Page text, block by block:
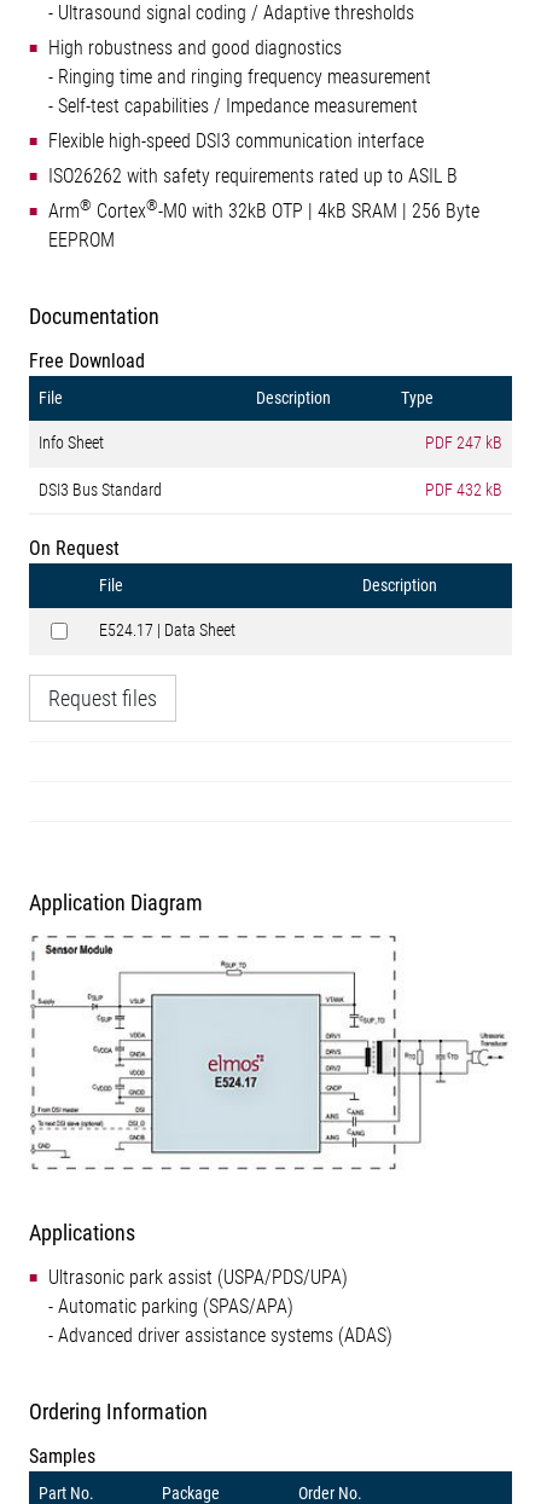
- Ultrasound signal coding / Adaptive thresholds
High robustness and good diagnostics
- Ringing time and ringing frequency measurement
- Self-test capabilities / Impedance measurement
Flexible high-speed DSI3 communication interface
ISO26262 with safety requirements rated up to ASIL B
Arm® Cortex®-M0 with 32kB OTP | 4kB SRAM | 256 Byte
EEPROM
Documentation
Free Download
File Description Type
Info Sheet PDF247 kB
DSI3 Bus Standard PDF432 kB
On Request
File Description
E524.17 | Data Sheet
Request files
Application Diagram
Applications
Ultrasonic park assist (USPA/PDS/UPA)
- Automatic parking (SPAS/APA)
- Advanced driver assistance systems (ADAS)
Ordering Information
Samples
Part No. Package Order No.